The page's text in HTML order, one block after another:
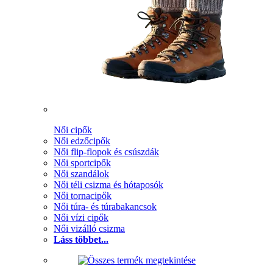
Női cipők
Női edzőcipők
Női flip-flopok és csúszdák
Női sportcipők
Női szandálok
Női téli csizma és hótaposók
Női tornacipők
Női túra- és túrabakancsok
Női vízi cipők
Női vizálló csizma
Láss többet...